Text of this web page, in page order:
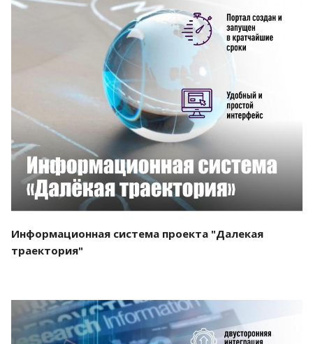
Смотреть проект
Информационная система проекта "Далекая
траектория"